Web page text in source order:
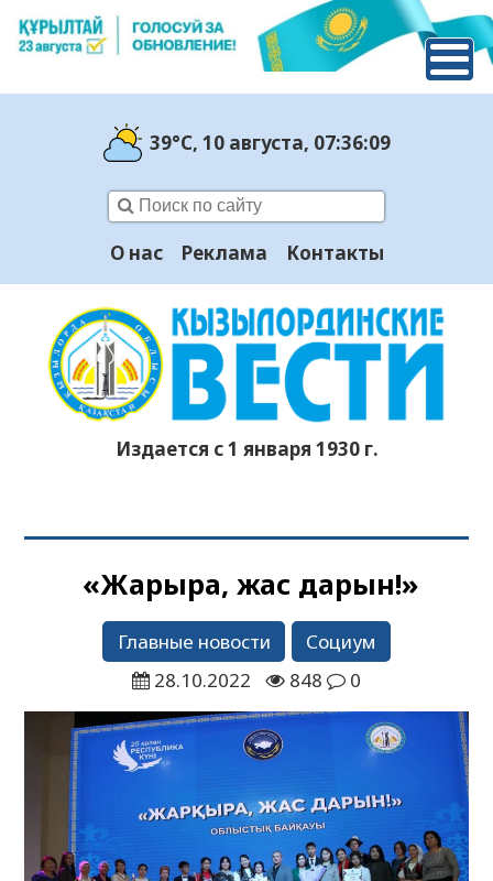
39°C, 10 августа, 07:36:10
О нас Реклама Контакты
Издается с 1 января 1930 г.
«Жарқыра, жас дарын!»
Главные новости
Социум
28.10.2022
848 0